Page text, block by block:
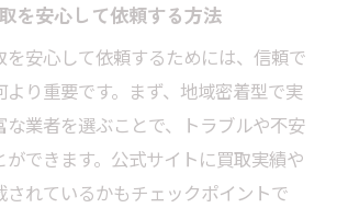
の出張買取で現金化が早い理由
心利用ガイド危険回避のポイント
の危険を避けるためのチェック項
を安心して依頼する方法
を安心して依頼するためには、信頼で
より重要です。まず、地域密着型で実
業者を選ぶことで、トラブルや不安
ができます。公式サイトに買取実績や
されているかもチェックポイントで